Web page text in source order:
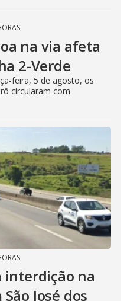
na via afeta
2-Verde
feira, 5 de agosto, os
circularam com
interdição na
José dos